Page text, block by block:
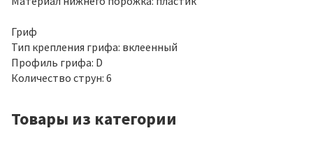
Гриф
Тип крепления грифа: вклеенный
Профиль грифа: D
Количество струн: 6
Товары из категории